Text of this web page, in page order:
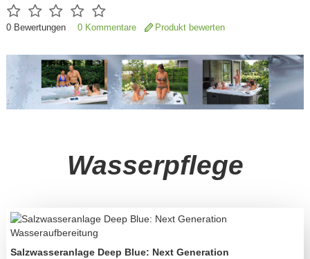
0Bewertungen 0 Kommentare Produkt bewerten
Wasserpflege
Salzwasseranlage Deep Blue: Next Generation